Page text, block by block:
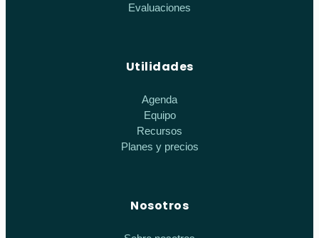
Evaluaciones
Utilidades
Agenda
Equipo
Recursos
Planes y precios
Nosotros